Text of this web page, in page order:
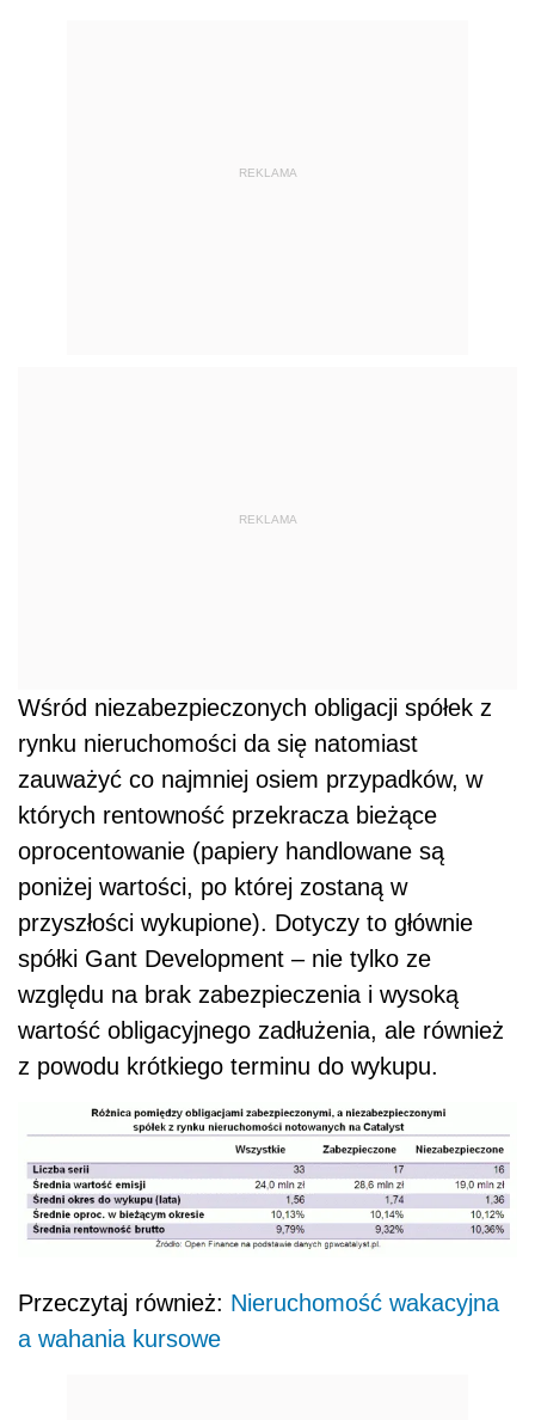
REKLAMA
REKLAMA
Wśród niezabezpieczonych obligacji spółek z
rynku nieruchomości da się natomiast
zauważyć co najmniej osiem przypadków, w
których rentowność przekracza bieżące
oprocentowanie (papiery handlowane są
poniżej wartości, po której zostaną w
przyszłości wykupione). Dotyczy to głównie
spółki Gant Development – nie tylko ze
względu na brak zabezpieczenia i wysoką
wartość obligacyjnego zadłużenia, ale również
z powodu krótkiego terminu do wykupu.
Przeczytaj również: Nieruchomość wakacyjna
a wahania kursowe